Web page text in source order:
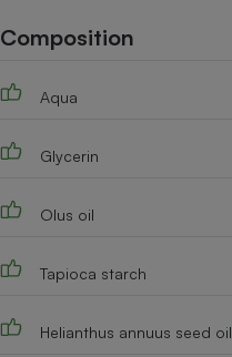
Composition
Aqua
Glycerin
Olus oil
Tapioca starch
Helianthus annuus seed oil